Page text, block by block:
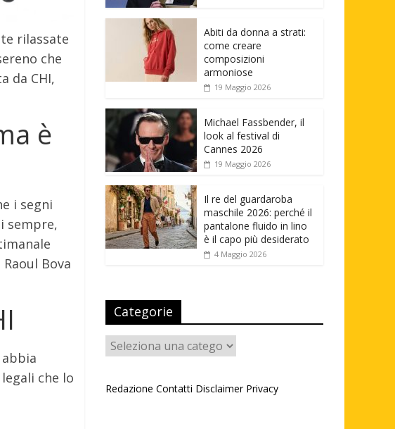
rilassate
che
da CHI,
è
i segni
sempre,
Bova
che lo
Abiti da donna a strati:
come creare
composizioni
armoniose
19 Maggio 2026
Michael Fassbender, il
look al festival di
Cannes 2026
19 Maggio 2026
Il re del guardaroba
maschile 2026: perché il
pantalone fluido in lino
è il capo più desiderato
4 Maggio 2026
Categorie
Categorie
Redazione Contatti Disclaimer Privacy